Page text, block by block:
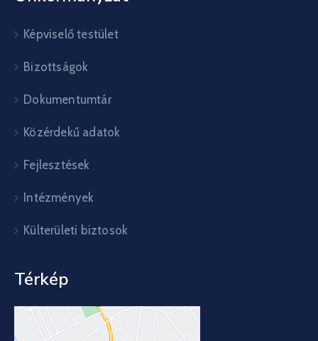
Képviselő testület
Bizottságok
Dokumentumtár
Közérdekű adatok
Fejlesztések
Intézmények
Külterületi biztosok
Térkép